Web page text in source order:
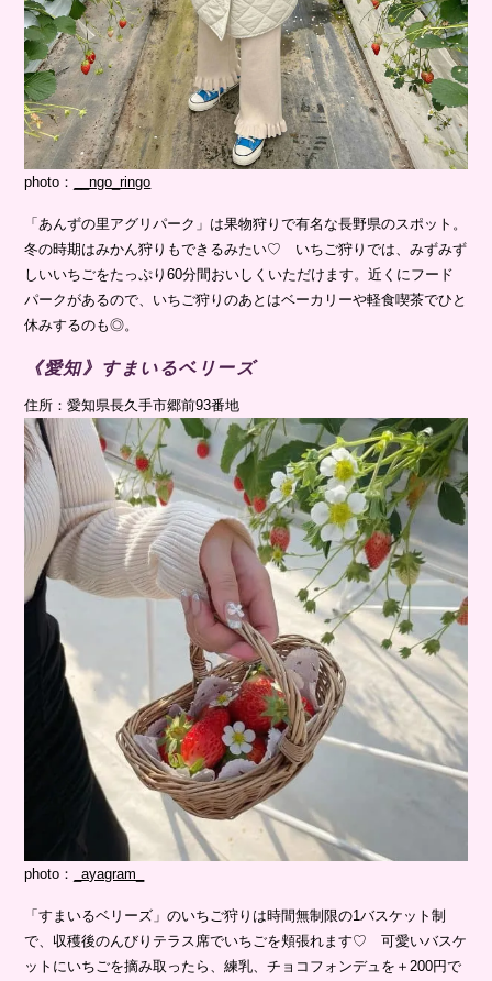
photo： __ngo_ringo
「あんずの里アグリパーク」は果物狩りで有名な長野県のスポット。
冬の時期はみかん狩りもできるみたい♡ いちご狩りでは、みずみず
しいいちごをたっぷり60分間おいしくいただけます。近くにフード
パークがあるので、いちご狩りのあとはベーカリーや軽食喫茶でひと
休みするのも◎。
《愛知》すまいるベリーズ
住所：愛知県長久手市郷前93番地
photo： _ayagram_
「すまいるベリーズ」のいちご狩りは時間無制限の1バスケット制
で、収穫後のんびりテラス席でいちごを頬張れます♡ 可愛いバスケ
ットにいちごを摘み取ったら、練乳、チョコフォンデュを＋200円で